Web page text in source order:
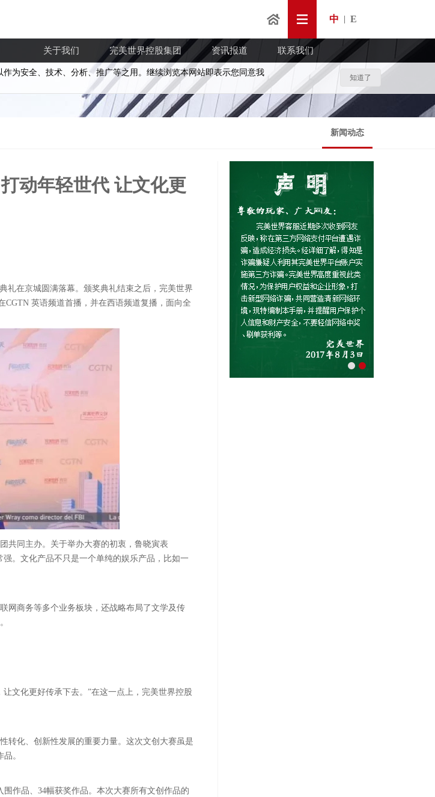
作为安全、技术、分析、推广等之用。继续浏览本网站即表示您同意我
知道了
中 E
关于我们 完美世界控股集团 资讯报道 联系我们
新闻动态
动年轻世代 让文化更
礼在京城圆满落幕。颁奖典礼结束之后，完美世界
CGTN 英语频道首播，并在西语频道复播，面向全
共同主办。关于举办大赛的初衷，鲁晓寅表
。文化产品不只是一个单纯的娱乐产品，比如一
网商务等多个业务板块，还战略布局了文学及传
文化更好传承下去。”在这一点上，完美世界控股
转化、创新性发展的重要力量。这次文创大赛虽是
。
作品、34幅获奖作品。本次大赛所有文创作品的